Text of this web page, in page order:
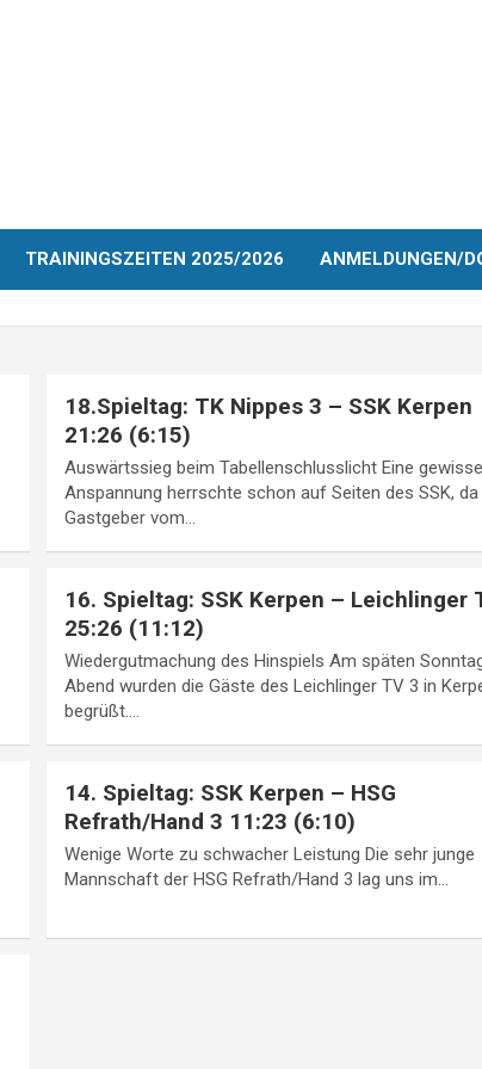
TRAININGSZEITEN 2025/2026 ANMELDUNGEN/
18.Spieltag: TK Nippes 3 – SSK Kerpen
21:26 (6:15)
Auswärtssieg beim Tabellenschlusslicht Eine gewisse
Anspannung herrschte schon auf Seiten des SSK, da
Gastgeber vom…
16. Spieltag: SSK Kerpen – Leichlinger
25:26 (11:12)
Wiedergutmachung des Hinspiels Am späten
Abend wurden die Gäste des Leichlinger TV 3 in
begrüßt.…
14. Spieltag: SSK Kerpen – HSG
Refrath/Hand 3 11:23 (6:10)
Wenige Worte zu schwacher Leistung Die sehr junge
Mannschaft der HSG Refrath/Hand 3 lag uns im…